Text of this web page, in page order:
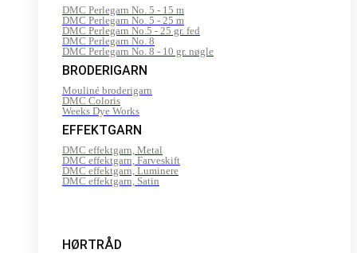
DMC Perlegarn No. 5 - 15 m
DMC Perlegarn No. 5 - 25 m
DMC Perlegarn No.5 - 25 gr. fed
DMC Perlegarn No. 8
DMC Perlegarn No. 8 - 10 gr. nøgle
BRODERIGARN
Mouliné broderigarn
DMC Coloris
Weeks Dye Works
EFFEKTGARN
DMC effektgarn, Metal
DMC effektgarn, Farveskift
DMC effektgarn, Luminere
DMC effektgarn, Satin
HØRTRÅD